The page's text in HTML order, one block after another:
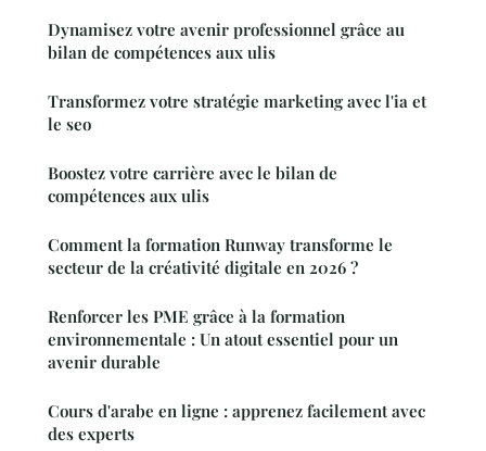
Dynamisez votre avenir professionnel grâce au
bilan de compétences aux ulis
Transformez votre stratégie marketing avec l'ia et
le seo
Boostez votre carrière avec le bilan de
compétences aux ulis
Comment la formation Runway transforme le
secteur de la créativité digitale en 2026 ?
Renforcer les PME grâce à la formation
environnementale : Un atout essentiel pour un
avenir durable
Cours d'arabe en ligne : apprenez facilement avec
des experts